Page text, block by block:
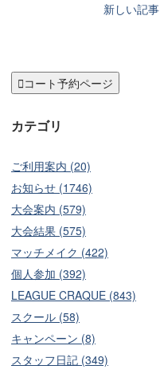
新しい記事
コート予約ページ
カテゴリ
ご利用案内 (20)
お知らせ (1746)
大会案内 (579)
大会結果 (575)
マッチメイク (422)
個人参加 (392)
LEAGUE CRAQUE (843)
スクール (58)
キャンペーン (8)
スタッフ日記 (349)